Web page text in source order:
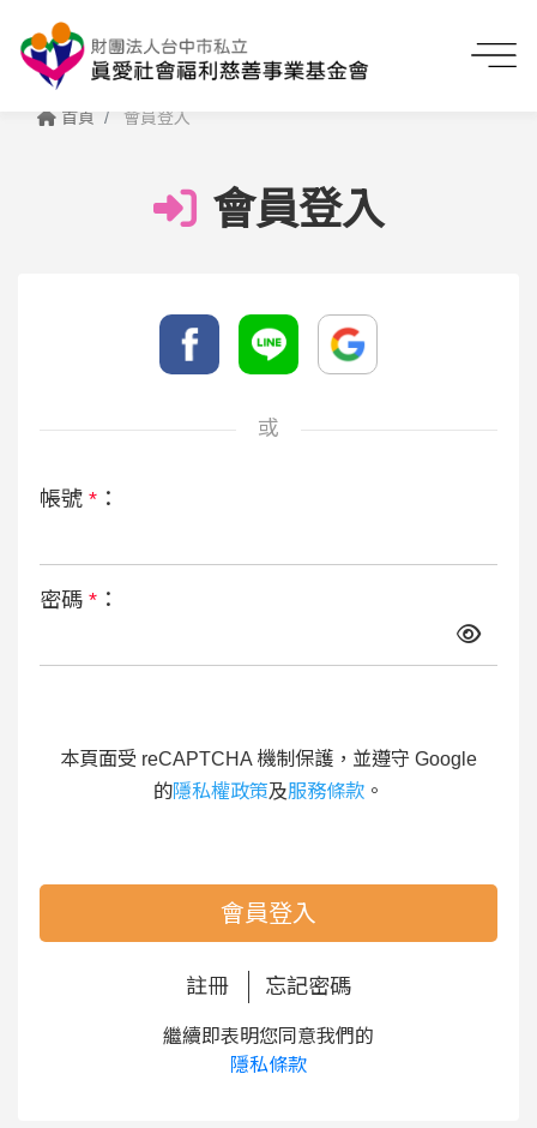
首頁 會員登入
會員登入
或
帳號 * ：
密碼 * ：
本頁面受 reCAPTCHA 機制保護，並遵守 Google
的隱私權政策及服務條款 。
會員登入
註冊 忘記密碼
繼續即表明您同意我們的
隱私條款